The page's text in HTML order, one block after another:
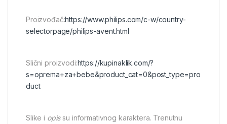
Proizvođač:https://www.philips.com/c-w/country-
selectorpage/philips-avent.html
Slični proizvodi:https://kupinaklik.com/?
s=oprema+za+bebe&product_cat=0&post_type=pro
duct
Slike i opissu informativnog karaktera. Trenutnu